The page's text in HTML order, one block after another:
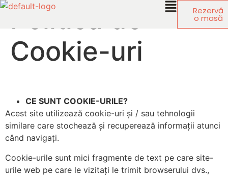
Rezervă
o masă
Politica de
Cookie-uri
CE SUNT COOKIE-URILE?
Acest site utilizează cookie-uri și / sau tehnologii
similare care stochează și recuperează informații atunci
când navigați.
Cookie-urile sunt mici fragmente de text pe care site-
urile web pe care le vizitați le trimit browserului dvs.,